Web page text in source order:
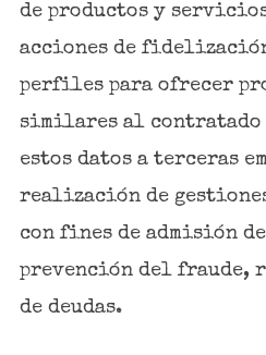
de productos y
acciones de
perfiles para ofrecer
similares al contratado
estos datos a terceras
realización de
con fines de admisión
prevención del fraude,
de deudas.